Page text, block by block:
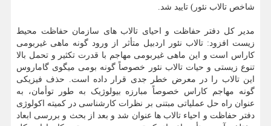
شاخص تالاب نئور) تایید شد.
مدیر کل دفتر حفاظت و احیای تالاب های سازمان حفاظت محیط
زیست افزود: تالاب نئور اردبیل متأثر از ورود گونه ماهی غیربومی
کاراس است و این ماهی غیربومی مهاجم با قدرت تکثیر و تحمل بالا
تنوع زیستی و حیات تالاب نئور خصوصاً گونه بومی میگوی گاماروس
این تالاب را در معرض خطر جدی قرار داده است. حذف فیزیکی
گونه مهاجم کاراس خصوصاً مبارزه بیولوژیک به طور توأمان، به
عنوان راه حل عملیاتی مبتنی بر نظرات کارشناسی در کمیته اکولوژی
دفتر حفاظت و احیاء تالاب ها عنوان شد و بعد از بحث و بررسی ابعاد